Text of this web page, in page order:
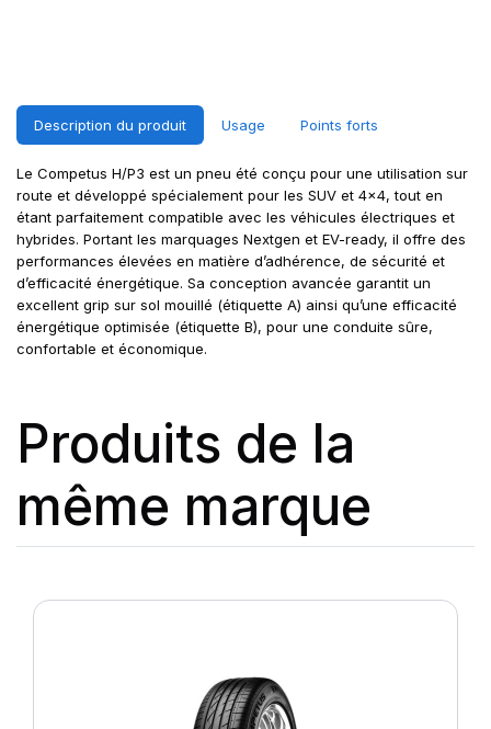
Description du produit Usage Points forts
Le Competus H/P3 est un pneu été conçu pour une utilisation sur
route et développé spécialement pour les SUV et 4x4, tout en
étant parfaitement compatible avec les véhicules électriques et
hybrides. Portant les marquages Nextgen et EV-ready, il offre des
performances élevées en matière d’adhérence, de sécurité et
d’efficacité énergétique. Sa conception avancée garantit un
excellent grip sur sol mouillé (étiquette A) ainsi qu’une efficacité
énergétique optimisée (étiquette B), pour une conduite sûre,
confortable et économique.
Produits de la
même marque